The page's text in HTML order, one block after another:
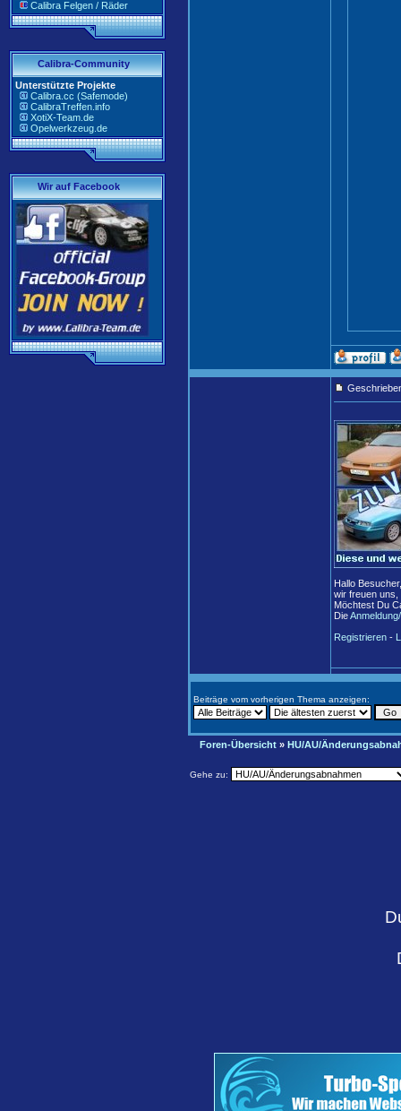
Calibra Felgen / Räder
Calibra-Community
Unterstützte Projekte
Calibra.cc (Safemode)
CalibraTreffen.info
XotiX-Team.de
Opelwerkzeug.de
Wir auf Facebook
Hallo Besucher,
wir freuen
Möchtest Du
Die
Registrieren -
Beiträge vom vorherigen Thema anzeigen:
Foren-Übersicht » HU/AU/
Gehe zu: